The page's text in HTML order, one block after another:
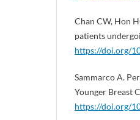
Chan CW, Hon
patients
https://doi.org/
Sammarco A.
Younger Breast
https://doi.org/